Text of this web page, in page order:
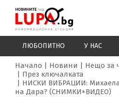
ЛЮБОПИТНО У НАС
Начало Новини Нещо за
През ключалката
НИСКИ ВИБРАЦИИ:
на Дара? (СНИМКИ+ВИДЕО)